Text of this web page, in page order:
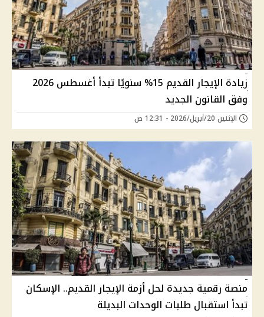
زيادة الإيجار القديم 15% سنويًا تبدأ أغسطس 2026
وفق القانون الجديد
الإثنين 20/أبريل/2026 - 12:31 ص
منصة رقمية جديدة لحل أزمة الإيجار القديم.. الإسكان
تبدأ استقبال طلبات الوحدات البديلة